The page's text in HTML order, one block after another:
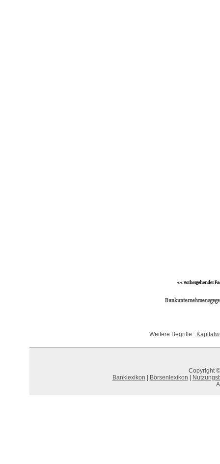
<< vorhergehender
Weitere Begriffe :
Copyright
Banklexikon
Börsenlexikon